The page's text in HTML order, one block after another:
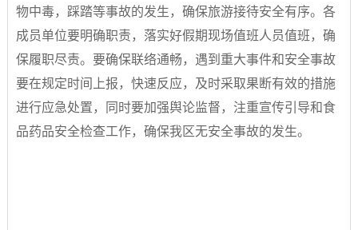
物中毒，踩踏等事故的发生，确保旅游接待安全有序。各
成员单位要明确职责，落实好假期现场值班人员值班，确
保履职尽责。要确保联络通畅，遇到重大事件和安全事故
要在规定时间上报，快速反应，及时采取果断有效的措施
进行应急处置，同时要加强舆论监督，注重宣传引导和食
品药品安全检查工作，确保我区无安全事故的发生。